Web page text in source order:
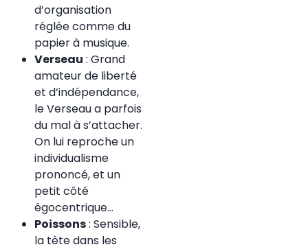
d’organisation
réglée comme du
papier à musique.
Verseau : Grand
amateur de liberté
et d’indépendance,
le Verseau a parfois
du mal à s’attacher.
On lui reproche un
individualisme
prononcé, et un
petit côté
égocentrique…
Poissons: Sensible,
la tête dans les